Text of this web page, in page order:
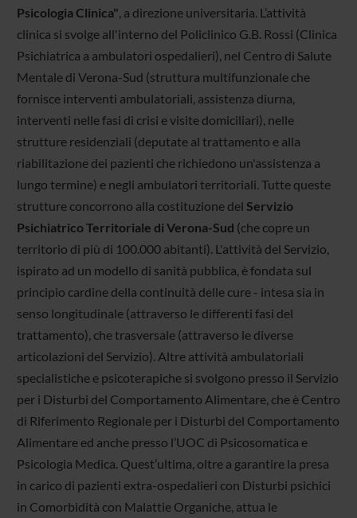
Psicologia Clinica", a direzione universitaria. L’attività
clinica si svolge all'interno del Policlinico G.B. Rossi (Clinica
Psichiatrica a ambulatori ospedalieri), nel Centro di Salute
Mentale di Verona-Sud (struttura multifunzionale che
fornisce interventi ambulatoriali, assistenza diurna,
interventi nelle fasi di crisi e visite domiciliari), nelle
strutture residenziali (deputate al trattamento e alla
riabilitazione dei pazienti che richiedono un'assistenza a
lungo termine) e negli ambulatori territoriali. Tutte queste
strutture concorrono alla costituzione del Servizio
Psichiatrico Territoriale di Verona-Sud (che copre un
territorio di più di 100.000 abitanti). L'attività del Servizio,
ispirato ad un modello di sanità pubblica, è fondata sul
principio cardine della continuità delle cure - intesa sia in
senso longitudinale (attraverso le differenti fasi del
trattamento), che trasversale (attraverso le diverse
articolazioni del Servizio). Altre attività ambulatoriali
specialistiche e psicoterapiche si svolgono presso il Servizio
per i Disturbi del Comportamento Alimentare, che è Centro
di Riferimento Regionale per i Disturbi del Comportamento
Alimentare ed anche presso l’UOC di Psicosomatica e
Psicologia Medica. Quest’ultima, oltre a garantire la presa
in carico di pazienti extra-ospedalieri con Disturbi psichici
in Comorbidità con Malattie Organiche, attua le